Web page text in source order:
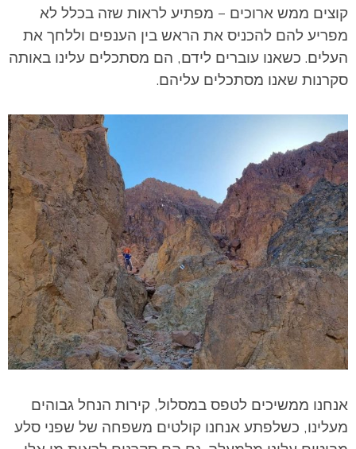
קוצים ממש ארוכים – מפתיע לראות שזה בכלל לא
מפריע להם להכניס את הראש בין הענפים וללחך את
העלים. כשאנו עוברים לידם, הם מסתכלים עלינו באותה
סקרנות שאנו מסתכלים עליהם.
אנחנו ממשיכים לטפס במסלול, קירות הנחל גבוהים
מעלינו, כשלפתע אנחנו קולטים משפחה של שפני סלע